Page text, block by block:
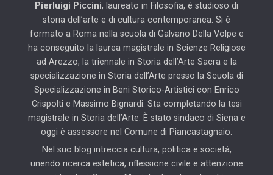
Pierluigi Piccini, laureato in Filosofia, è studioso di
storia dell’arte e di cultura contemporanea. Si è
formato a Roma nella scuola di Galvano Della Volpe e
ha conseguito la laurea magistrale in Scienze Religiose
ad Arezzo, la triennale in Storia dell’Arte Sacra e la
specializzazione in Storia dell’Arte presso la Scuola di
Specializzazione in Beni Storico-Artistici con Enrico
Crispolti e Massimo Bignardi. Sta completando la tesi
magistrale in Storia dell’Arte. È stato sindaco di Siena e
oggi è assessore nel Comune di Piancastagnaio.
Nel suo blog intreccia cultura, politica e società,
unendo ricerca estetica, riflessione civile e attenzione